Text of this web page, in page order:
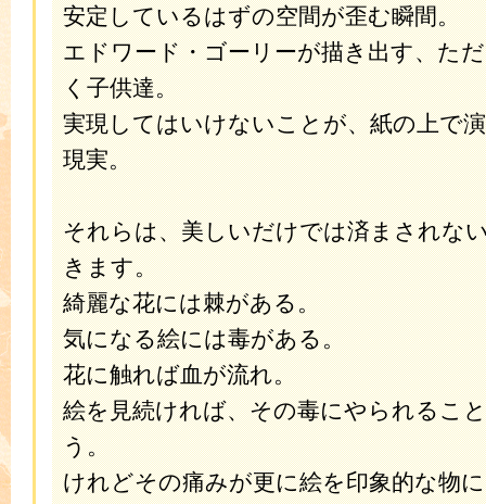
安定しているはずの空間が歪む瞬間。
エドワード・ゴーリーが描き出す、た
く子供達。
実現してはいけないことが、紙の上で
現実。
それらは、美しいだけでは済まされな
きます。
綺麗な花には棘がある。
気になる絵には毒がある。
花に触れば血が流れ。
絵を見続ければ、その毒にやられるこ
う。
けれどその痛みが更に絵を印象的な物